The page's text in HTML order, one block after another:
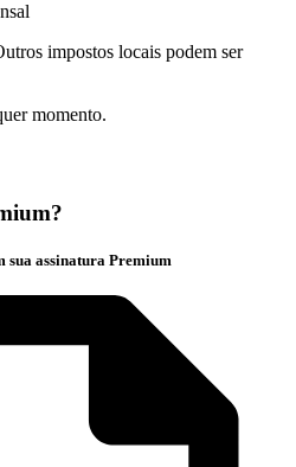
impostos locais podem ser
momento.
sua assinatura Premium